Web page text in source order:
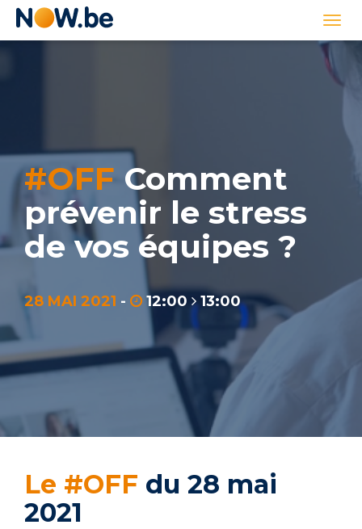
Lien
#OFF Comment
prévenir le stress
de vos équipes ?
28 MAI 2021 - 12:00 13:00
Le #OFF du 28 mai
2021